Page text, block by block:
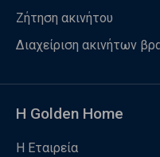
Ζήτηση ακινήτου
Διαχείριση ακινήτων
Η Golden Home
Η Εταιρεία